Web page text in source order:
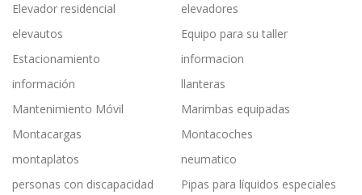
Elevador residencial
elevadores
elevautos
Equipo para su taller
Estacionamiento
informacion
información
llanteras
Mantenimiento Móvil
Marimbas equipadas
Montacargas
Montacoches
montaplatos
neumatico
personas con discapacidad
Pipas para líquidos especiales